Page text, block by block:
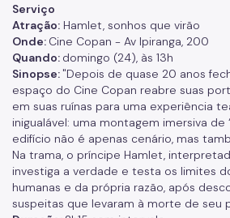
Serviço
Atração: Hamlet, sonhos que virão
Onde: Cine Copan - Av Ipiranga, 200
Quando: domingo (24), às 13h
Sinopse: "Depois de quase 20 anos
espaço do Cine Copan reabre suas
em suas ruínas para uma experiência
inigualável: uma montagem imersiva de
edifício não é apenas cenário, mas
Na trama, o príncipe Hamlet,
investiga a verdade e testa os limites
humanas e da própria razão, após
suspeitas que levaram à morte de seu